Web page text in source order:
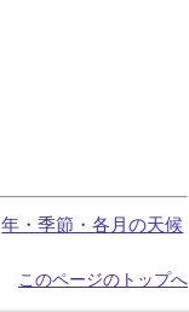
年・季節・各月の天候
このページのトップへ